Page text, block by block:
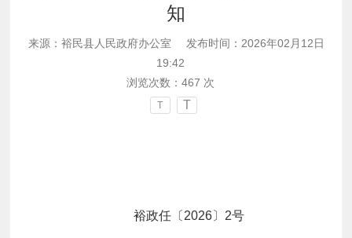
知
来源：裕民县人民政府办公室
发布时间：2026年02月12日
19:42
浏览次数： 467 次
T T
裕政任〔 2026〕 2号